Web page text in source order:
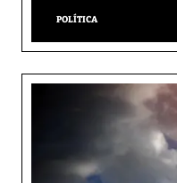
POLÍTICA